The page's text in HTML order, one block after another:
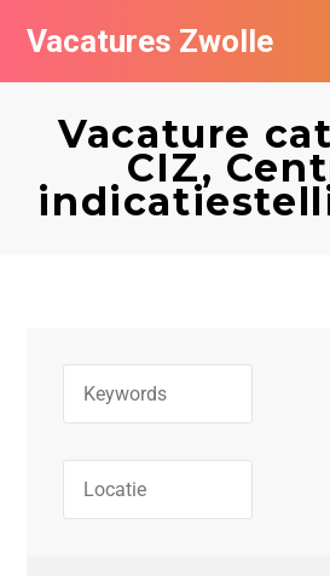
Vacatures Zwolle
Vacature
CIZ,
Vacatures per bedrijf
De populairste vacatures in Zwolle
Nieuwsbrief feed